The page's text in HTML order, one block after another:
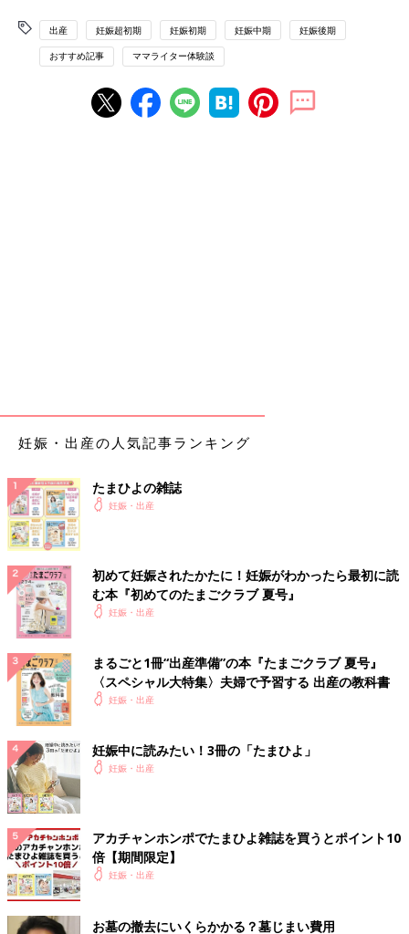
出産 妊娠超初期 妊娠初期 妊娠中期 妊娠後期
おすすめ記事 ママライター体験談
妊娠・出産の人気記事ランキング
たまひよの雑誌
妊娠・出産
初めて妊娠されたかたに！妊娠がわかったら最初に読
む本『初めてのたまごクラブ 夏号』
妊娠・出産
まるごと1冊“出産準備”の本『たまごクラブ 夏号』
〈スペシャル大特集〉夫婦で予習する 出産の教科書
妊娠・出産
妊娠中に読みたい！3冊の「たまひよ」
妊娠・出産
アカチャンホンポでたまひよ雑誌を買うとポイント10
倍【期間限定】
妊娠・出産
お墓の撤去にいくらかかる？墓じまい費用